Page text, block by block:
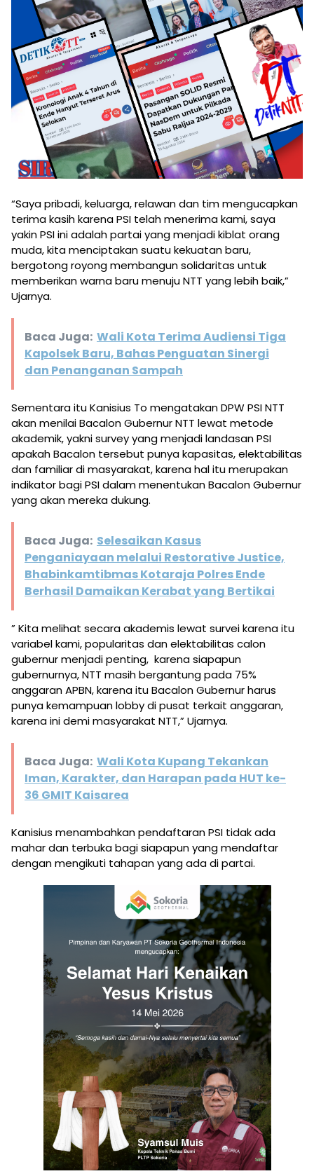
“Saya pribadi, keluarga, relawan dan tim mengucapkan
terima kasih karena PSI telah menerima kami, saya
yakin PSI ini adalah partai yang menjadi kiblat orang
muda, kita menciptakan suatu kekuatan baru,
bergotong royong membangun solidaritas untuk
memberikan warna baru menuju NTT yang lebih baik,”
Ujarnya.
Baca Juga: Wali Kota Terima Audiensi Tiga
Kapolsek Baru, Bahas Penguatan Sinergi
dan Penanganan Sampah
Sementara itu Kanisius To mengatakan DPW PSI NTT
akan menilai Bacalon Gubernur NTT lewat metode
akademik, yakni survey yang menjadi landasan PSI
apakah Bacalon tersebut punya kapasitas, elektabilitas
dan familiar di masyarakat, karena hal itu merupakan
indikator bagi PSI dalam menentukan Bacalon Gubernur
yang akan mereka dukung.
Baca Juga: ​Selesaikan Kasus
Penganiayaan melalui Restorative Justice,
Bhabinkamtibmas Kotaraja Polres Ende
Berhasil Damaikan Kerabat yang Bertikai
” Kita melihat secara akademis lewat survei karena itu
variabel kami, popularitas dan elektabilitas calon
gubernur menjadi penting, karena siapapun
gubernurnya, NTT masih bergantung pada 75%
anggaran APBN, karena itu Bacalon Gubernur harus
punya kemampuan lobby di pusat terkait anggaran,
karena ini demi masyarakat NTT,” Ujarnya.
Baca Juga: Wali Kota Kupang Tekankan
Iman, Karakter, dan Harapan pada HUT ke-
36 GMIT Kaisarea
Kanisius menambahkan pendaftaran PSI tidak ada
mahar dan terbuka bagi siapapun yang mendaftar
dengan mengikuti tahapan yang ada di partai.